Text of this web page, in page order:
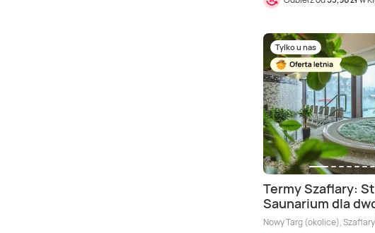
Tylko u nas
Termy Szaflary:
Saunarium dla
Nowy Targ (okolice), Szaflary